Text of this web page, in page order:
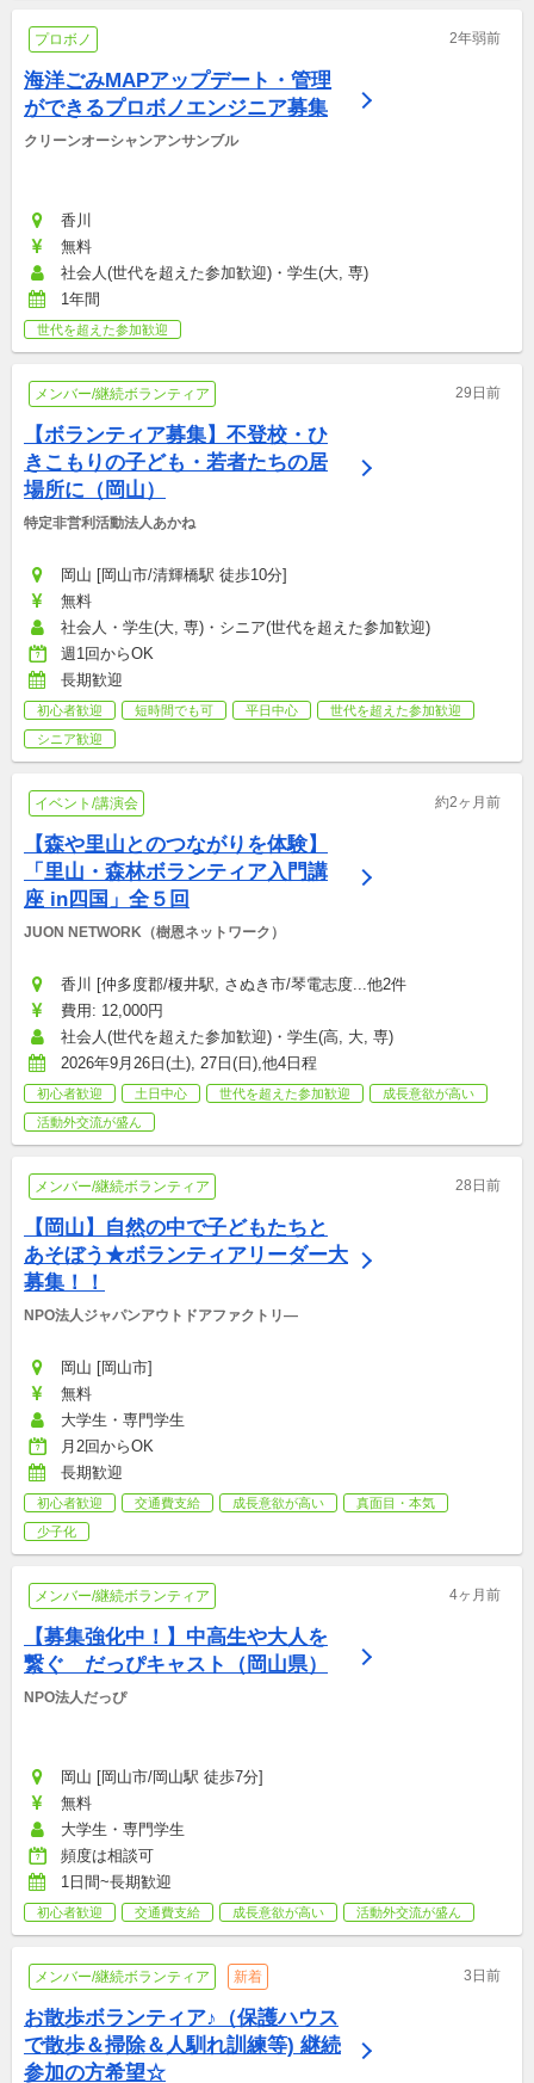
プロボノ 2年弱前
海洋ごみMAPアップデート・管理
ができるプロボノエンジニア募集
クリーンオーシャンアンサンブル
香川
無料
社会人(世代を超えた参加歓迎)・学生(大, 専)
1年間
世代を超えた参加歓迎
メンバー/継続ボランティア 29日前
【ボランティア募集】不登校・ひ
きこもりの子ども・若者たちの居
場所に（岡山）
特定非営利活動法人あかね
岡山 [岡山市/清輝橋駅 徒歩10分]
無料
社会人・学生(大, 専)・シニア(世代を超えた参加歓迎)
週1回からOK
長期歓迎
初心者歓迎 短時間でも可 平日中心
世代を超えた参加歓迎
シニア歓迎
イベント/講演会 約2ヶ月前
【森や里山とのつながりを体験】
「里山・森林ボランティア入門講
座 in四国」全５回
JUON NETWORK（樹恩ネットワーク）
香川 [仲多度郡/榎井駅, さぬき市/琴電志度...他2件
費用: 12,000円
社会人(世代を超えた参加歓迎)・学生(高, 大, 専)
2026年9月26日(土), 27日(日),他4日程
初心者歓迎 土日中心 世代を超えた参加歓迎
成長意欲が高い
活動外交流が盛ん
メンバー/継続ボランティア 28日前
【岡山】自然の中で子どもたちと
あそぼう★ボランティアリーダー大
募集！！
NPO法人ジャパンアウトドアファクトリ―
岡山 [岡山市]
無料
大学生・専門学生
月2回からOK
長期歓迎
初心者歓迎 交通費支給 成長意欲が高い
真面目・本気
少子化
メンバー/継続ボランティア 4ヶ月前
【募集強化中！】中高生や大人を
繋ぐ　だっぴキャスト（岡山県）
NPO法人だっぴ
岡山 [岡山市/岡山駅 徒歩7分]
無料
大学生・専門学生
頻度は相談可
1日間~長期歓迎
初心者歓迎 交通費支給 成長意欲が高い 活動外交流が盛ん
メンバー/継続ボランティア 新着 3日前
お散歩ボランティア♪（保護ハウス
で散歩＆掃除＆人馴れ訓練等) 継続
参加の方希望☆